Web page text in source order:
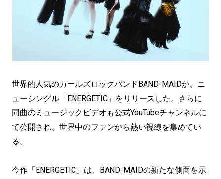
世界的人気のガールズロックバンドBAND-MAIDが、ニ
ューシングル「ENERGETIC」をリリースした。さらに
同曲のミュージックビデオも公式YouTubeチャンネルに
て公開され、世界中のファンから熱い視線を集めてい
る。
今作「ENERGETIC」は、BAND-MAIDの新たな側面を示